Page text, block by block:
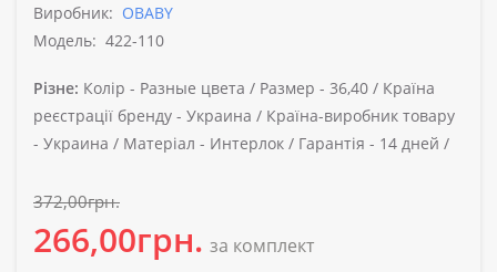
Виробник: OBABY
Модель: 422-110
Різне: Колір - Разные цвета / Размер - 36,40 / Країна
реєстрації бренду - Украина / Країна-виробник товару
- Украина / Матеріал - Интерлок / Гарантія - 14 дней /
372,00грн.
266,00грн. за комплект